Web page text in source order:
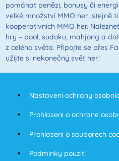
pomáhat penězi, bonusy či
velké množství MMO her, stejně
kooperativních MMO her.
hry – pool, sudoku, mahjong a
z celého světa. Připojte se přes
užijte si nekonečný svět her!
Nastavení ochrany
Prohlaseni o ochrane
Prohlaseni o souborech
Podminky pouziti